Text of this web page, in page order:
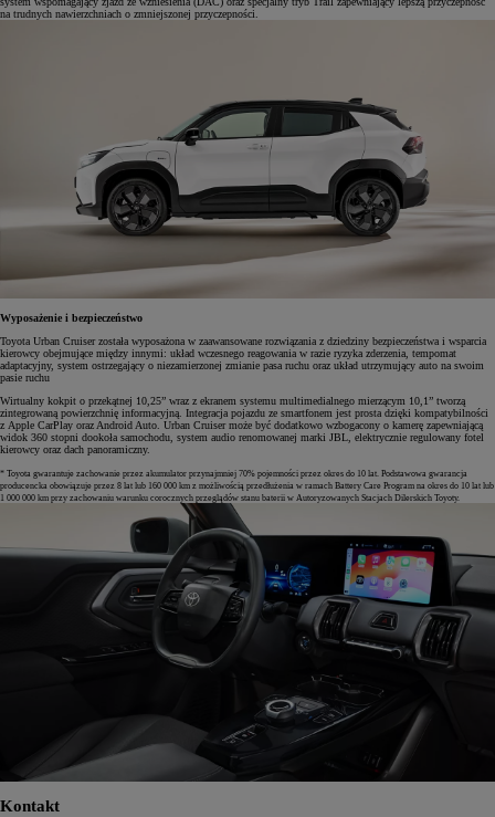
na trudnych nawierzchniach o zmniejszonej przyczepności.
Wyposażenie i bezpieczeństwo
Toyota Urban Cruiser została wyposażona w zaawansowane rozwiązania z dziedziny bezpieczeństwa i wsparcia
kierowcy obejmujące między innymi: układ wczesnego reagowania w razie ryzyka zderzenia, tempomat
adaptacyjny, system ostrzegający o niezamierzonej zmianie pasa ruchu oraz układ utrzymujący auto na swoim
pasie ruchu
Wirtualny kokpit o przekątnej 10,25” wraz z ekranem systemu multimedialnego mierzącym 10,1” tworzą
zintegrowaną powierzchnię informacyjną. Integracja pojazdu ze smartfonem jest prosta dzięki kompatybilności
z Apple CarPlay oraz Android Auto. Urban Cruiser może być dodatkowo wzbogacony o kamerę zapewniającą
widok 360 stopni dookoła samochodu, system audio renomowanej marki JBL, elektrycznie regulowany fotel
kierowcy oraz dach panoramiczny.
* Toyota gwarantuje zachowanie przez akumulator przynajmniej 70% pojemności przez okres do 10 lat. Podstawowa gwarancja
producencka obowiązuje przez 8 lat lub 160 000 km z możliwością przedłużenia w ramach Battery Care Program na okres do 10 lat lub
1 000 000 km przy zachowaniu warunku corocznych przeglądów stanu baterii w Autoryzowanych Stacjach Dilerskich Toyoty.
Kontakt